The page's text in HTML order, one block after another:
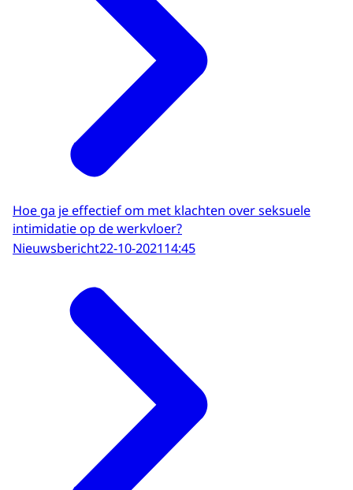
Hoe ga je effectief om met klachten over seksuele
intimidatie op de werkvloer?
Nieuwsbericht22-10-202114:45